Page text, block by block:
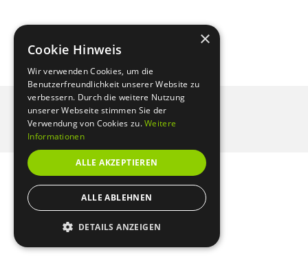
Mitgliederbereich mit DigiMember
×
Cookie Hinweis
Wir verwenden Cookies, um die
Benutzerfreundlichkeit unserer Website zu
verbessern. Durch die weitere Nutzung
unserer Webseite stimmen Sie der
Verwendung von Cookies zu.Weitere
Informationen
ALLE AKZEPTIEREN
ALLE ABLEHNEN
DETAILS ANZEIGEN